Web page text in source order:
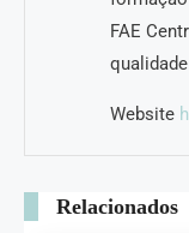
FAE
Website
Relacionados